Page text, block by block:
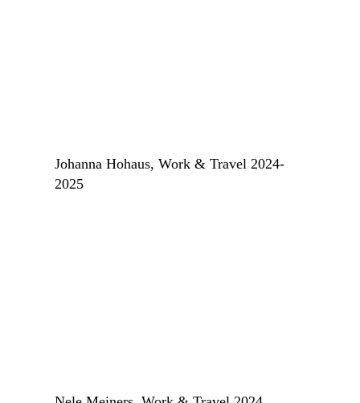
Johanna Hohaus, Work & Travel 2024-
2025